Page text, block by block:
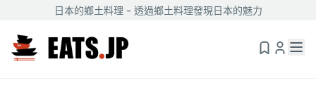
日本的鄉土料理 - 透過鄉土料理發現日本的魅力